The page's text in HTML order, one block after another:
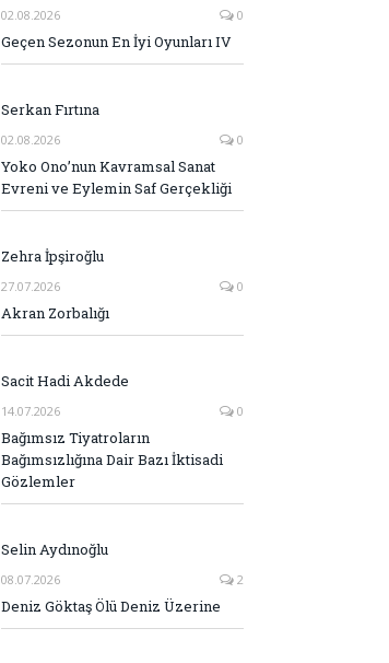
02.08.2026 0
Geçen Sezonun En İyi Oyunları IV
Serkan Fırtına
02.08.2026 0
Yoko Ono’nun Kavramsal Sanat
Evreni ve Eylemin Saf Gerçekliği
Zehra İpşiroğlu
27.07.2026 0
Akran Zorbalığı
Sacit Hadi Akdede
14.07.2026 0
Bağımsız Tiyatroların
Bağımsızlığına Dair Bazı İktisadi
Gözlemler
Selin Aydınoğlu
08.07.2026 2
Deniz Göktaş Ölü Deniz Üzerine